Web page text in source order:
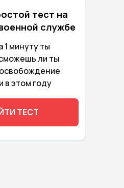
1 минуту ты
ли ты
в этом году
тест на
службе
ТЕСТ